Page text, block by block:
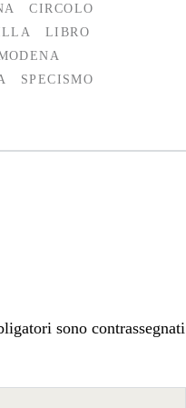
CIRCOLO
LIBRO
SPECISMO
sono contrassegnati